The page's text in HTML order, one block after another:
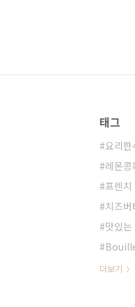
태그
요리한
레몬콩
프렌치
치즈
맛있
더보기